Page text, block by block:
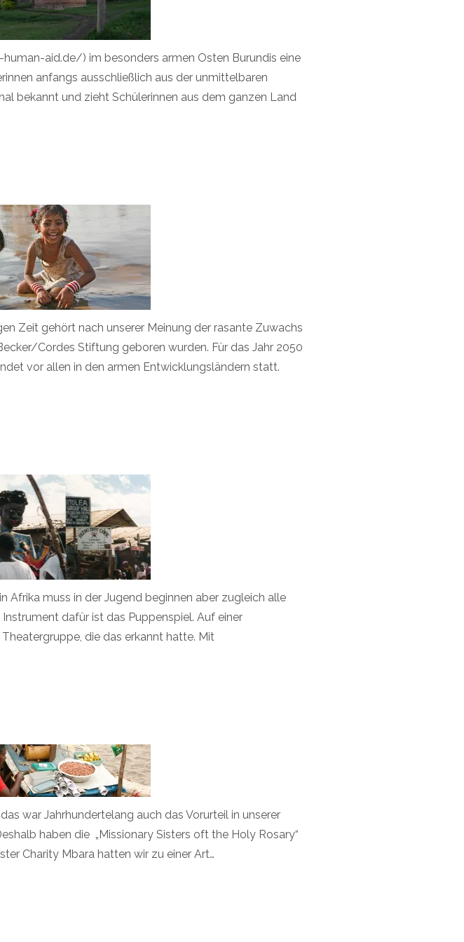
aid.de/) im besonders armen Osten Burundis eine
anfangs ausschließlich aus der unmittelbaren
bekannt und zieht Schülerinnen aus dem ganzen Land
Zeit gehört nach unserer Meinung der rasante Zuwachs
Cordes Stiftung geboren wurden. Für das Jahr 2050
vor allen in den armen Entwicklungsländern statt.
Afrika muss in der Jugend beginnen aber zugleich alle
dafür ist das Puppenspiel. Auf einer
die das erkannt hatte. Mit
war Jahrhundertelang auch das Vorurteil in unserer
haben die „Missionary Sisters oft the Holy Rosary“
Charity Mbara hatten wir zu einer Art…